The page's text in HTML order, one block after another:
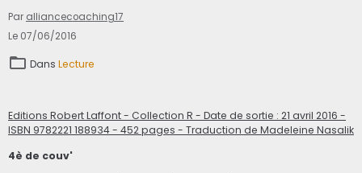
Par alliancecoaching17
Le 07/06/2016
Dans Lecture
Editions Robert Laffont - Collection R - Date de sortie : 21 avril 2016 -
ISBN 9782221 188934 - 452 pages - Traduction de Madeleine Nasalik
4è de couv'